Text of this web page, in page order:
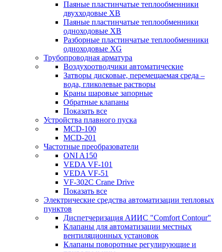
Паяные пластинчатые теплообменники
двухходовые XB
Паяные пластинчатые теплообменники
одноходовые ХВ
Разборные пластинчатые теплообменники
одноходовые ХG
Трубопроводная арматура
Воздухоотводчики автоматические
Затворы дисковые, перемещаемая среда –
вода, гликолевые растворы
Краны шаровые запорные
Обратные клапаны
Показать все
Устройства плавного пуска
MCD-100
MCD-201
Частотные преобразователи
ONI A150
VEDA VF-101
VEDA VF-51
VF-302C Crane Drive
Показать все
Электрические средства автоматизации тепловых
пунктов
Диспетчеризация АИИС "Comfort Contour"
Клапаны для автоматизации местных
вентиляционных установок
Клапаны поворотные регулирующие и